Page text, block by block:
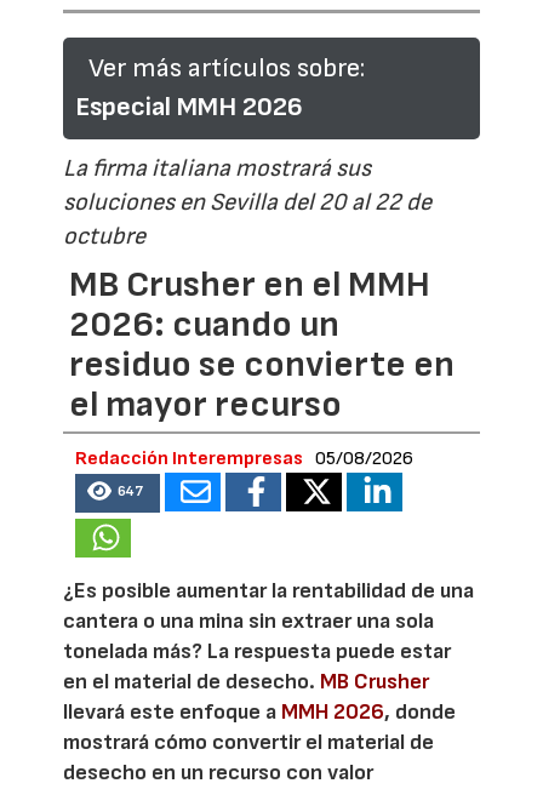
Ver más artículos sobre:
Especial MMH 2026
La firma italiana mostrará sus
soluciones en Sevilla del 20 al 22 de
octubre
MB Crusher en el MMH
2026: cuando un
residuo se convierte en
el mayor recurso
Redacción Interempresas 05/08/2026
647
¿Es posible aumentar la rentabilidad de una
cantera o una mina sin extraer una sola
tonelada más? La respuesta puede estar
en el material de desecho. MB Crusher
llevará este enfoque a MMH 2026, donde
mostrará cómo convertir el material de
desecho en un recurso con valor